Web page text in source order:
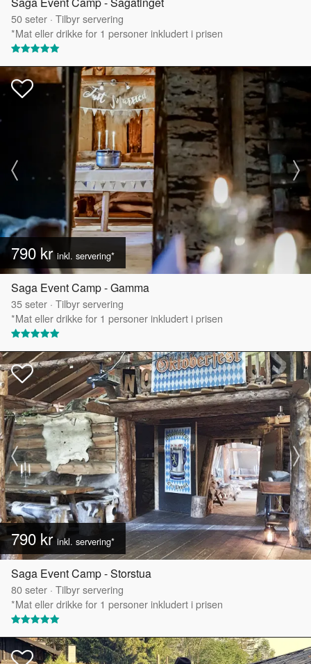
50seter · Tilbyr servering
*Mat eller drikke for 1 personer inkludert i prisen
790 krinkl. servering*
Saga Event Camp - Gamma
35seter · Tilbyr servering
*Mat eller drikke for 1 personer inkludert i prisen
790 krinkl. servering*
Saga Event Camp - Storstua
80seter · Tilbyr servering
*Mat eller drikke for 1 personer inkludert i prisen